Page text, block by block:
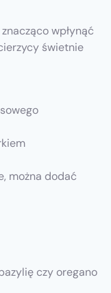
wpłynąć
świetnie
można dodać
czy oregano